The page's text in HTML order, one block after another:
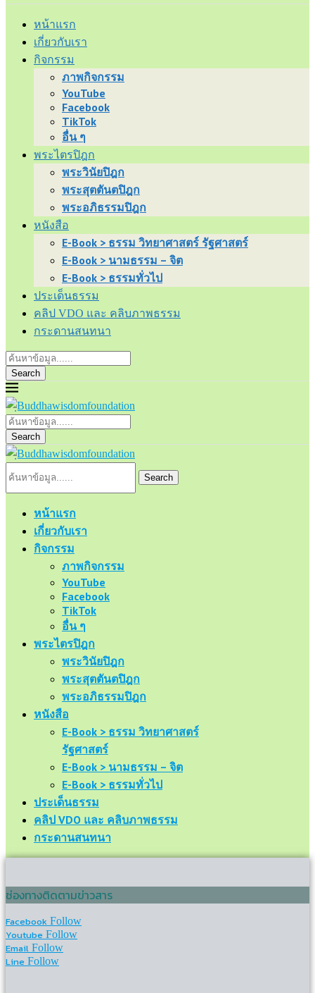
หน้าแรก
เกี่ยวกับเรา
กิจกรรม
ภาพกิจกรรม
YouTube
Facebook
TikTok
อื่น ๆ
พระไตรปิฎก
พระวินัยปิฎก
พระสุตตันตปิฎก
พระอภิธรรมปิฎก
หนังสือ
E-Book > ธรรม วิทยาศาสตร์ รัฐศาสตร์
E-Book > นามธรรม – จิต
E-Book > ธรรมทั่วไป
ประเด็นธรรม
คลิป VDO และ คลิบภาพธรรม
กระดานสนทนา
Search
Search
Search
หน้าแรก
เกี่ยวกับเรา
กิจกรรม
ภาพกิจกรรม
YouTube
Facebook
TikTok
อื่น ๆ
พระไตรปิฎก
พระวินัยปิฎก
พระสุตตันตปิฎก
พระอภิธรรมปิฎก
หนังสือ
E-Book > ธรรม วิทยาศาสตร์
รัฐศาสตร์
E-Book > นามธรรม – จิต
E-Book > ธรรมทั่วไป
ประเด็นธรรม
คลิป VDO และ คลิบภาพธรรม
กระดานสนทนา
ช่องทางติดตามข่าวสาร
Facebook Follow
Youtube Follow
Email Follow
Line Follow